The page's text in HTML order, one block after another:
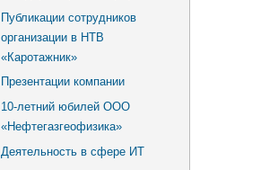
Публикации сотрудников
организации в НТВ
«Каротажник»
Презентации компании
10-летний юбилей ООО
«Нефтегазгеофизика»
Деятельность в сфере ИТ